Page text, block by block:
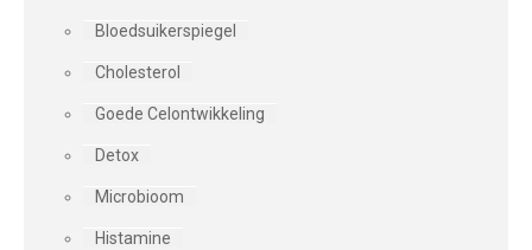
Bloedsuikerspiegel
Cholesterol
Goede Celontwikkeling
Detox
Microbioom
Histamine